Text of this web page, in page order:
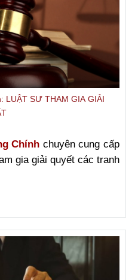
LUẬT SƯ THAM GIA GIẢI
Chính chuyên cung cấp
gia giải quyết các tranh